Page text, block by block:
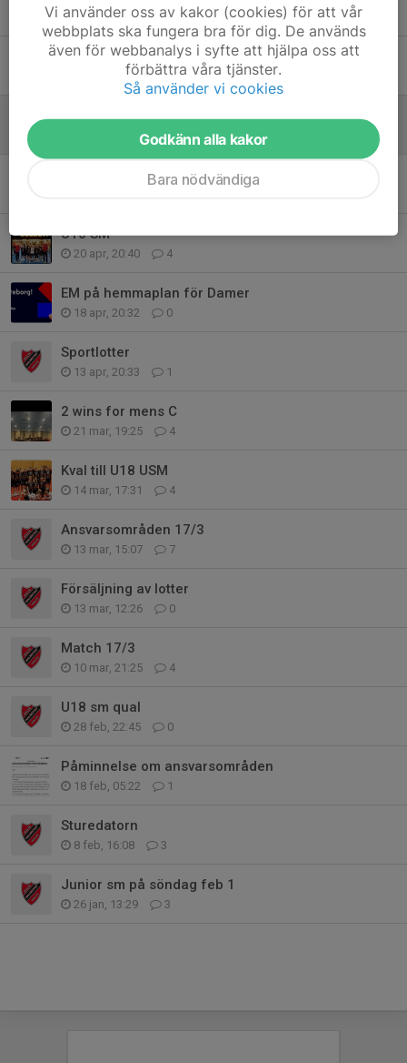
Tidigare nyheter
Sportlotten
13 maj, 18:35 0
Tryout 23 maj!
13 maj, 08:12 0
U16 SM
20 apr, 20:40 4
EM på hemmaplan för Damer
18 apr, 20:32 0
Sportlotter
13 apr, 20:33 1
2 wins for mens C
21 mar, 19:25 4
Kval till U18 USM
14 mar, 17:31 4
Ansvarsområden 17/3
13 mar, 15:07 7
Försäljning av lotter
13 mar, 12:26 0
Match 17/3
10 mar, 21:25 4
U18 sm qual
28 feb, 22:45 0
Påminnelse om ansvarsområden
18 feb, 05:22 1
Sturedatorn
8 feb, 16:08 3
Junior sm på söndag feb 1
26 jan, 13:29 3
Vi använder oss av kakor (cookies) för att vår
webbplats ska fungera bra för dig. De används
även för webbanalys i syfte att hjälpa oss att
förbättra våra tjänster.
Så använder vi cookies
Godkänn alla kakor
Bara nödvändiga